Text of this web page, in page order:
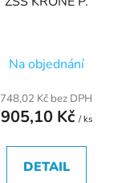
Na objednání
748,02 Kč bez DPH
905,10 Kč / ks
DETAIL